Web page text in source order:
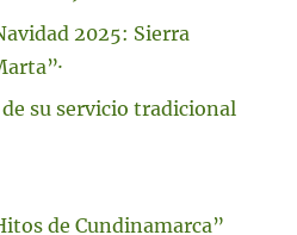
2025: Sierra
su servicio tradicional
de Cundinamarca”